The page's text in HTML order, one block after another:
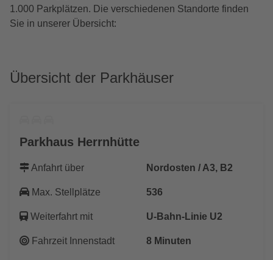
1.000 Parkplätzen. Die verschiedenen Standorte finden
Sie in unserer Übersicht:
Übersicht der Parkhäuser
Parkhaus Herrnhütte
Anfahrt über Nordosten / A3, B2
Max. Stellplätze 536
Weiterfahrt mit U-Bahn-Linie U2
Fahrzeit Innenstadt 8 Minuten